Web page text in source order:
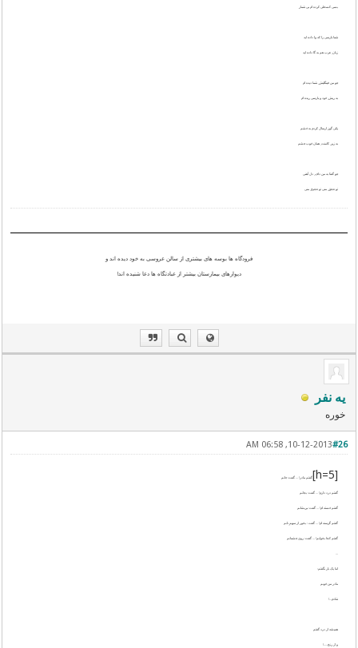
بسی کسخلی کرده ام بی شمار
شما پارسی را که وا داده اید
زبان ِ عرب هم به گا داده اید
چو من فینگلیش ِ شما دیده ام
به ریش ِ خود و پارسی ریده ام
یکی گوز ارسال کردم به خشم
به زیر ِ کامنت ِ همان خوب چشم
چو گفتا به من داف ِ دل آهنی
تو عجق ِ منی تو عجیج ِ منی
فرودگاه ها بوسه های بیشتری از سالن عروسی به خود دیده اند و
دیوارهای بیمارستان بیشتر از عبادتگاه ها دعا شنیده اند!
یه نفر
خوره
#26
10-12-2013, 06:58 AM
[h=5] گفتم مادر! ... گفت: جانم
گفتم درد دارم! ... گفت: بجانم
گفتم خسته ام! ... گفت: پریشانم
گفتم گرسنه ام! ... گفت : بخور از سهمِ نانم
گفتم کجا بخوابم! ... گفت: روی چشمانم
اما یک بار نگفتم:
مادر من خوبم
شادم...!
همیشه از درد گفتم
و از رنج.....!